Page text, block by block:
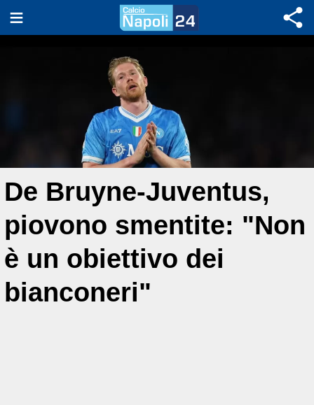
De Bruyne-Juventus,
piovono smentite: "Non
è un obiettivo dei
bianconeri"